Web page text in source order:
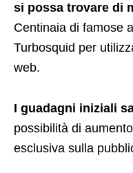
si possa trovare di
Centinaia di famose
Turbosquid per
web.
I guadagni iniziali
possibilità di
esclusiva sulla